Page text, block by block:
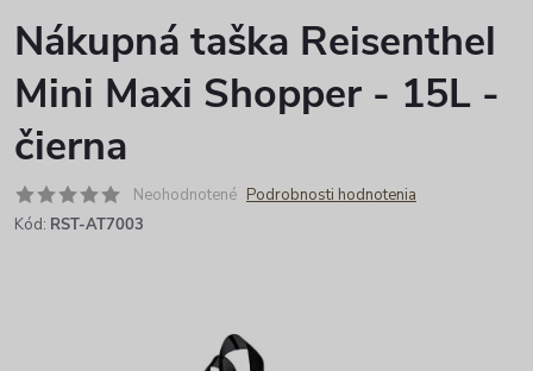
Nákupná taška Reisenthel
Mini Maxi Shopper - 15L -
čierna
Neohodnotené Podrobnosti hodnotenia
Kód: RST-AT7003